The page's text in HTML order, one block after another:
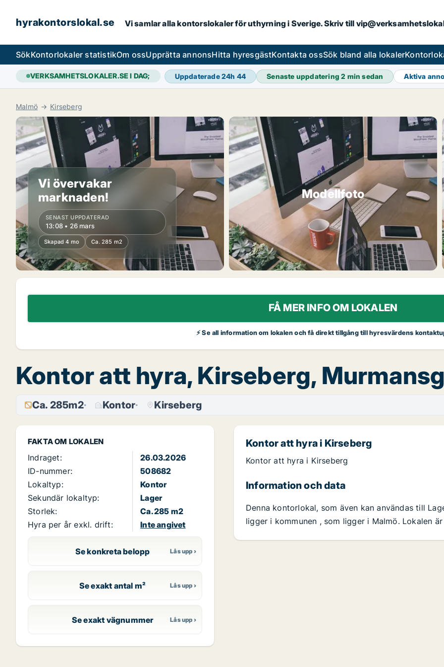
hyrakontorslokal.se Vi samlar alla kontorslokaler för uthyrning i Sverige. Skriv till
SökKontorlokaler statistikOm ossUpprätta annonsHitta hyresgästKontakta ossSök bland alla lokaler
VERKSAMHETSLOKALER.SE I DAG; Uppdaterade 24h 44 Senaste uppdatering2 min sedan Aktiva
Malmö Kirseberg
Vi övervakar
marknaden!
SENAST UPPDATERAD
13:08 • 26 mars
Skapad 4 mo Ca. 285 m2
Modellfoto
FÅ MER INFO OM LOKALEN
⚡ Se all information om lokalen och få direkt tillgång till hyresvärdens
Kontor att hyra, Kirseberg,
Ca. 285m2 Kontor Kirseberg
FAKTA OM LOKALEN
Indraget:
26.03.2026
ID-nummer:
508682
Lokaltyp:
Kontor
Sekundär lokaltyp:
Lager
Storlek:
Ca. 285 m2
Hyra per år exkl. drift:
Inte angivet
Se konkreta belopp
Se exakt antal m²
Se exakt vägnummer
Kontor att hyra i Kirseberg
Kontor att hyra i Kirseberg
Information och data
Denna kontorlokal, som även kan användas till
ligger i kommunen , som ligger i Malmö. Lokalen